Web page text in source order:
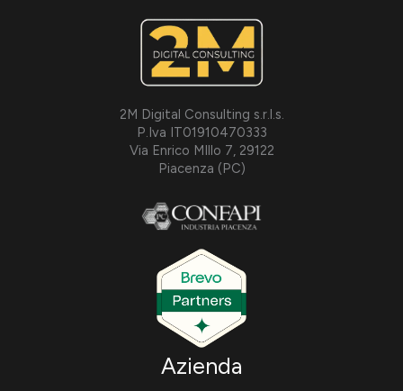
2M Digital Consulting s.r.l.s.
P.Iva IT01910470333
Via Enrico MIllo 7, 29122
Piacenza (PC)
Azienda